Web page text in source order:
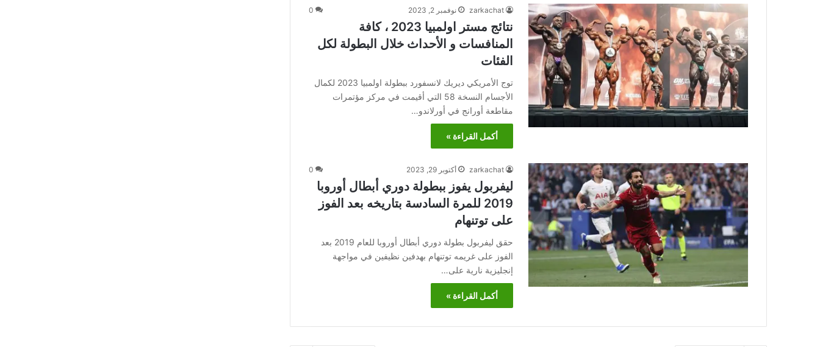
zarkachat نوفمبر 2, 2023 0
نتائج مستر اولمبيا 2023 ، كافة
المنافسات و الأحداث خلال البطولة لكل
الفئات
توج الأمريكي ديريك لانسفورد ببطولة اولمبيا 2023 لكمال
الأجسام النسخة 58 التي أقيمت في مركز مؤتمرات
مقاطعة أورانج في أورلاندو…
أكمل القراءة »
zarkachat أكتوبر 29, 2023 0
ليفربول يفوز ببطولة دوري أبطال أوروبا
2019 للمرة السادسة بتاريخه بعد الفوز
على توتنهام
حقق ليفربول بطولة دوري أبطال أوروبا للعام 2019 بعد
الفوز على غريمه توتنهام بهدفين نظيفين في مواجهة
إنجليزية نارية على…
أكمل القراءة »